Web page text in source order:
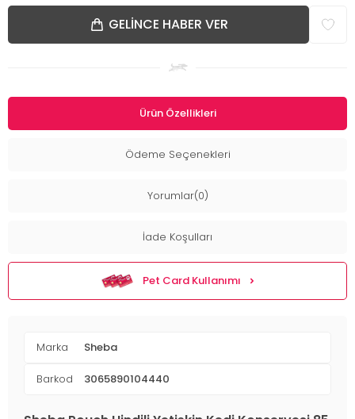
GELINCE HABER VER
Ürün Özellikleri
Ödeme Seçenekleri
Yorumlar(0)
İade Koşulları
Pet Card Kullanımı
Marka Sheba
Barkod 3065890104440